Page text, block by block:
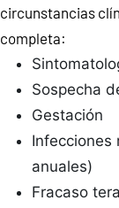
circunstancias
completa:
Sospecha
Gestación
Infecciones
anuales)
Fracaso